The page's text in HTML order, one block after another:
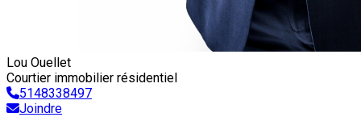
Lou Ouellet
Courtier immobilier résidentiel
5148338497
Joindre